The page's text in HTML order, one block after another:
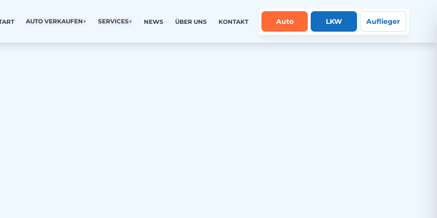
AUTO VERKAUFEN▼ SERVICES▼ NEWS ÜBER UNS KONTAKT Auto LKW Auflieger